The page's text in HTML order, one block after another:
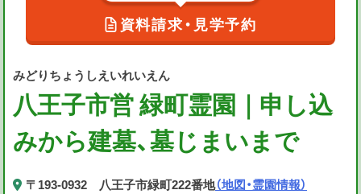
みどりちょうしえいれいえん
八王子市営 緑町霊園｜申し込
みから建墓、墓じまいまで
〒193-0932 八王子市緑町222番地（地図・霊園情報）
資料請求・見学予約